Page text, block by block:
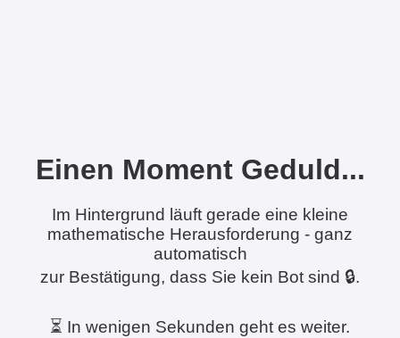
Einen Moment Geduld...
Im Hintergrund läuft gerade eine kleine
mathematische Herausforderung - ganz
automatisch
zur Bestätigung, dass Sie kein Bot sind 🔒.
⏳ In wenigen Sekunden geht es weiter.